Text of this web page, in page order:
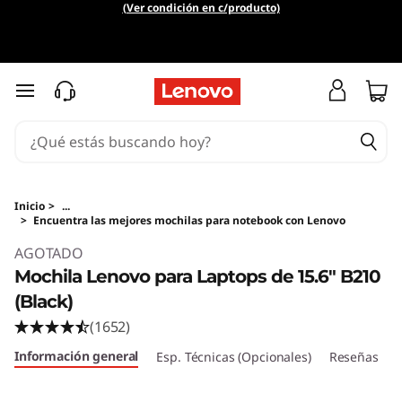
o
a
L
e
n
(Ver condición en c/producto)
Ir al contenido principal
Inicio > ...
> Encuentra las mejores mochilas para notebook con Lenovo
AGOTADO
Mochila Lenovo para Laptops de 15.6" B210
(Black)
(1652)
Información general Esp. Técnicas (Opcionales) Reseñas